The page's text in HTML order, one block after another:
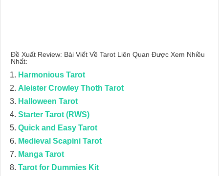
Đề Xuất Review: Bài Viết Về Tarot Liên Quan Được Xem Nhiều
Nhất:
Harmonious Tarot
Aleister Crowley Thoth Tarot
Halloween Tarot
Starter Tarot (RWS)
Quick and Easy Tarot
Medieval Scapini Tarot
Manga Tarot
Tarot for Dummies Kit